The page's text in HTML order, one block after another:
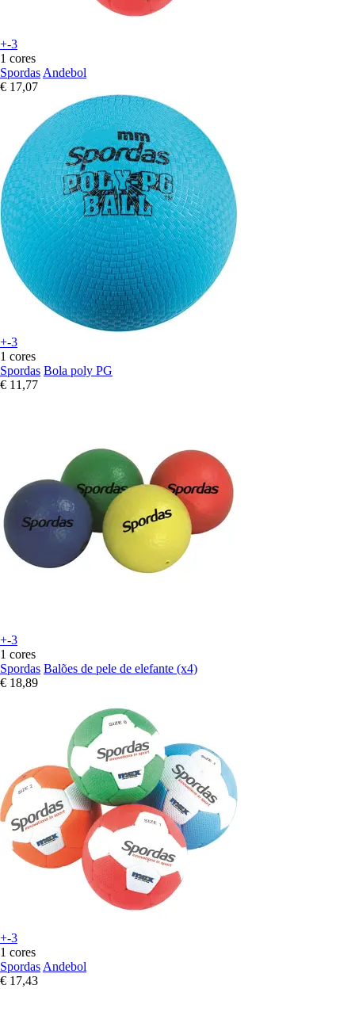
+-3
1 cores
Spordas Andebol
€ 17,07
+-3
1 cores
Spordas Bola poly PG
€ 11,77
+-3
1 cores
Spordas Balões de pele de elefante (x4)
€ 18,89
+-3
1 cores
Spordas Andebol
€ 17,43